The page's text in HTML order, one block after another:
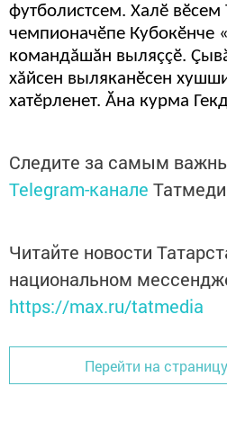
футболистсем. Халӗ вӗсем
чемпионачӗпе Кубокӗнче
командăшăн выляççӗ.
хăйсен выляканӗсен
хатӗрленет. Ăна курма
Следите за самым
Telegram-канале
Читайте новости
национальном
https://max.ru/tatmedia
Перейти на